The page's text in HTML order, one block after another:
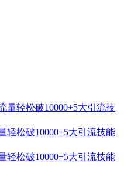
轻松破10000+5大引流技能
轻松破10000+5大引流技能